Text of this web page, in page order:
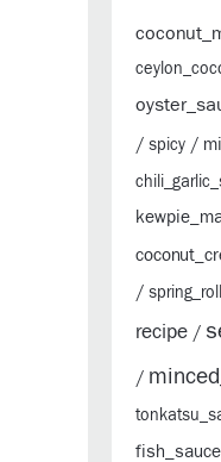
/ spicy /
/
recipe /
/
fish_sauce